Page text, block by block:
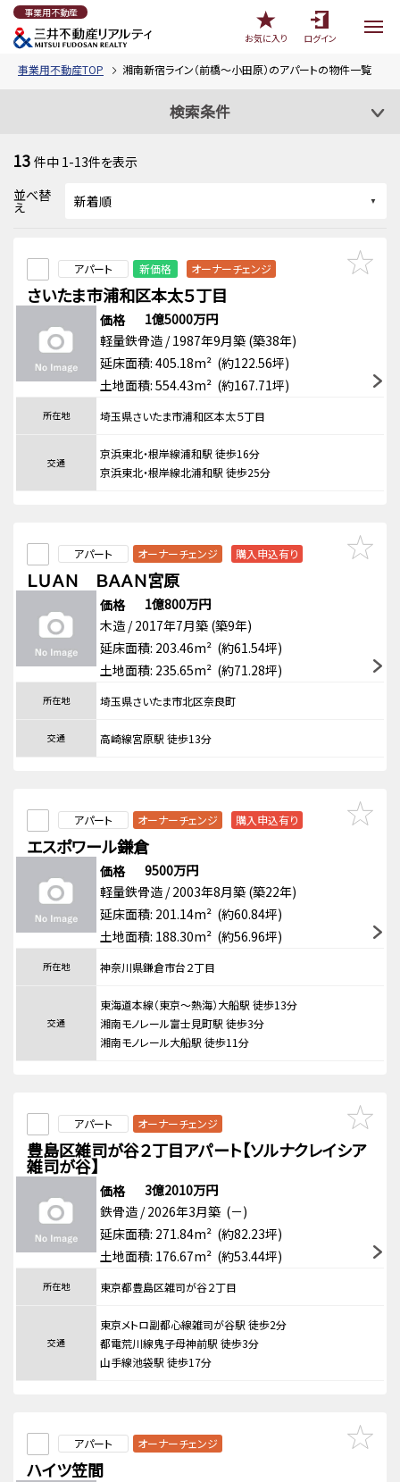
事業用不動産
お気に入り
ログイン
事業用不動産TOP 湘南新宿ライン（前橋～小田原）のアパートの物件一覧
検索条件
13 件中 1-13件を表示
並べ替
え
アパート 新価格 オーナーチェンジ
さいたま市浦和区本太５丁目
価格
1億5000万円
軽量鉄骨造 / 1987年9月築 (築38年)
延床面積: 405.18m² (約122.56坪)
土地面積: 554.43m² (約167.71坪)
所在地 埼玉県さいたま市浦和区本太５丁目
交通
京浜東北・根岸線浦和駅 徒歩16分
京浜東北・根岸線北浦和駅 徒歩25分
アパート オーナーチェンジ 購入申込有り
ＬＵＡＮ ＢＡＡＮ宮原
価格
1億800万円
木造 / 2017年7月築 (築9年)
延床面積: 203.46m² (約61.54坪)
土地面積: 235.65m² (約71.28坪)
所在地 埼玉県さいたま市北区奈良町
交通 高崎線宮原駅 徒歩13分
アパート オーナーチェンジ 購入申込有り
エスポワール鎌倉
価格
9500万円
軽量鉄骨造 / 2003年8月築 (築22年)
延床面積: 201.14m² (約60.84坪)
土地面積: 188.30m² (約56.96坪)
所在地 神奈川県鎌倉市台２丁目
交通
東海道本線（東京～熱海）大船駅 徒歩13分
湘南モノレール富士見町駅 徒歩3分
湘南モノレール大船駅 徒歩11分
アパート オーナーチェンジ
豊島区雑司が谷２丁目アパート【ソルナクレイシア
雑司が谷】
価格
3億2010万円
鉄骨造 / 2026年3月築 (－)
延床面積: 271.84m² (約82.23坪)
土地面積: 176.67m² (約53.44坪)
所在地 東京都豊島区雑司が谷２丁目
交通
東京メトロ副都心線雑司が谷駅 徒歩2分
都電荒川線鬼子母神前駅 徒歩3分
山手線池袋駅 徒歩17分
アパート オーナーチェンジ
ハイツ笠間